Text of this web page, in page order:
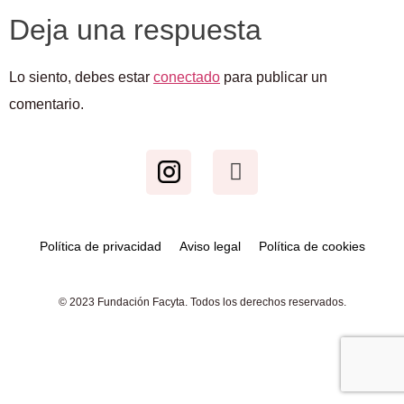
Deja una respuesta
Lo siento, debes estar conectado para publicar un
comentario.
Política de privacidad Aviso legal Política de cookies
© 2023 Fundación Facyta. Todos los derechos reservados.